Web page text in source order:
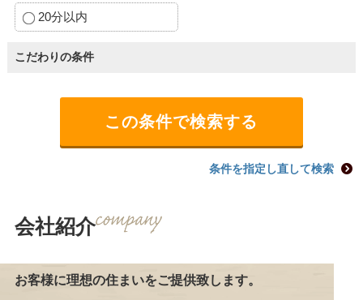
20分以内
こだわりの条件
条件を指定し直して検索
会社紹介
お客様に理想の住まいをご提供致します。